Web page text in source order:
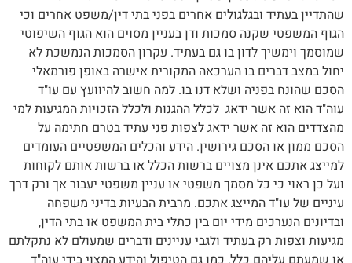
שהתדיין בעתיד ובגלגולים אחרים בפני בתי דין/משפט אחרים וכי
הגוף המשפטי שקנה סמכות ודן בעניין מסוים הוא הגוף השיפוטי
שמוסמך וימשיך לדון בו גם בעתיד. עקרון הסמכות הנמשכת לא
יחול במצב דברים בו הערכאה המקורית אישרה באופן פורמאלי
הסכם שהונח בפניה ושלא דנו בו. למה חשוב להיוועץ עם עו"ד
עוה"ד הוא זה אשר ידאג לכלל ההגנות ולכלל הזכויות המגיעות למי
מהצדדים הוא זה אשר ידאג לצפות פני עתיד בטרם חתימה על
הסכם ממון או הסכם גירושין. הידע והכלים המשפטיים העומדים
למייצג אתכם אינן מצויים ברשות הכלל או ברשות אותם לקוחות
ועל כן ראוי כי כל מסמך משפטי או עניין משפטי יעבור אך ורק דרך
עיניים של עו"ד המייצג אתכם. מרבית הבעיות בדיני משפחה
ובדיונים הנערכים מידי יום בין כתלי בית המשפט או בתי הדין,
מגיעות וצפות רק בעתיד ולגבי עניינים ודברים שמעולם לא נתקלתם